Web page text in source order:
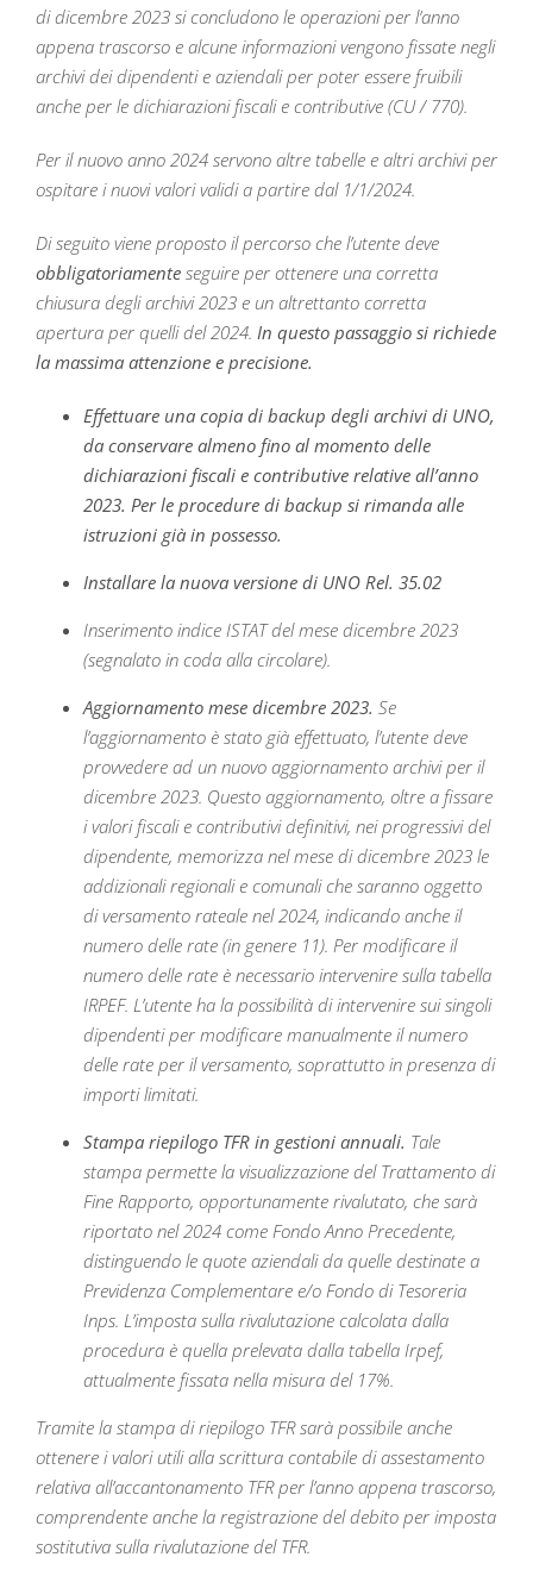
di dicembre 2023 si concludono le operazioni per l’anno
appena trascorso e alcune informazioni vengono fissate negli
archivi dei dipendenti e aziendali per poter essere fruibili
anche per le dichiarazioni fiscali e contributive (CU / 770).
Per il nuovo anno 2024 servono altre tabelle e altri archivi per
ospitare i nuovi valori validi a partire dal 1/1/2024.
Di seguito viene proposto il percorso che l’utente deve
obbligatoriamenteseguire per ottenere una corretta
chiusura degli archivi 2023 e un altrettanto corretta
apertura per quelli del 2024. In questo passaggio si richiede
la massima attenzione e precisione.
Effettuare una copia di backup degli archivi di UNO,
da conservare almeno fino al momento delle
dichiarazioni fiscali e contributive relative all’anno
2023. Per le procedure di backup si rimanda alle
istruzioni già in possesso.
Installare la nuova versione di UNO Rel. 35.02
Inserimento indice ISTAT del mese dicembre 2023
(segnalato in coda alla circolare).
Aggiornamento mese dicembre 2023. Se
l’aggiornamento è stato già effettuato, l’utente deve
provvedere ad un nuovo aggiornamento archivi per il
dicembre 2023. Questo aggiornamento, oltre a fissare
i valori fiscali e contributivi definitivi, nei progressivi del
dipendente, memorizza nel mese di dicembre 2023 le
addizionali regionali e comunali che saranno oggetto
di versamento rateale nel 2024, indicando anche il
numero delle rate (in genere 11). Per modificare il
numero delle rate è necessario intervenire sulla tabella
IRPEF. L’utente ha la possibilità di intervenire sui singoli
dipendenti per modificare manualmente il numero
delle rate per il versamento, soprattutto in presenza di
importi limitati.
Stampa riepilogo TFR in gestioni annuali. Tale
stampa permette la visualizzazione del Trattamento di
Fine Rapporto, opportunamente rivalutato, che sarà
riportato nel 2024 come Fondo Anno Precedente,
distinguendo le quote aziendali da quelle destinate a
Previdenza Complementare e/o Fondo di Tesoreria
Inps. L’imposta sulla rivalutazione calcolata dalla
procedura è quella prelevata dalla tabella Irpef,
attualmente fissata nella misura del 17%.
Tramite la stampa di riepilogo TFR sarà possibile anche
ottenere i valori utili alla scrittura contabile di assestamento
relativa all’accantonamento TFR per l’anno appena trascorso,
comprendente anche la registrazione del debito per imposta
sostitutiva sulla rivalutazione del TFR.